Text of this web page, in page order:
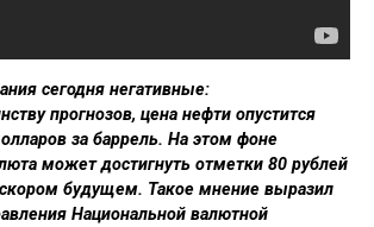
сегодня негативные:
прогнозов, цена нефти опустится
за баррель. На этом фоне
может достигнуть отметки 80 рублей
будущем. Такое мнение выразил
Национальной валютной